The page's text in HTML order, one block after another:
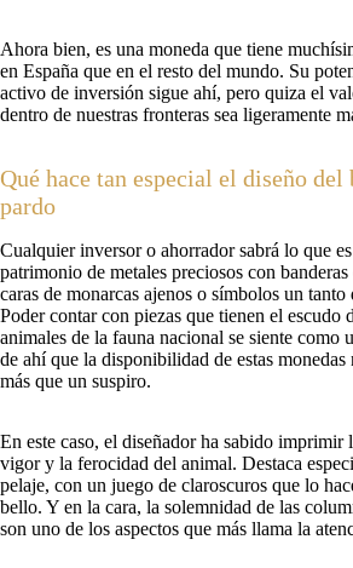
Ahora bien, es una moneda que tiene
en España que en el resto del mundo. Su
activo de inversión sigue ahí, pero quiza el
dentro de nuestras fronteras sea ligeramente
Qué hace tan especial el diseño
pardo
Cualquier inversor o ahorrador sabrá lo que
patrimonio de metales preciosos con banderas
caras de monarcas ajenos o símbolos un tanto
Poder contar con piezas que tienen el escudo
animales de la fauna nacional se siente como
de ahí que la disponibilidad de estas
más que un suspiro.
En este caso, el diseñador ha sabido imprimir
vigor y la ferocidad del animal. Destaca
pelaje, con un juego de claroscuros que lo
bello. Y en la cara, la solemnidad de las
son uno de los aspectos que más llama la